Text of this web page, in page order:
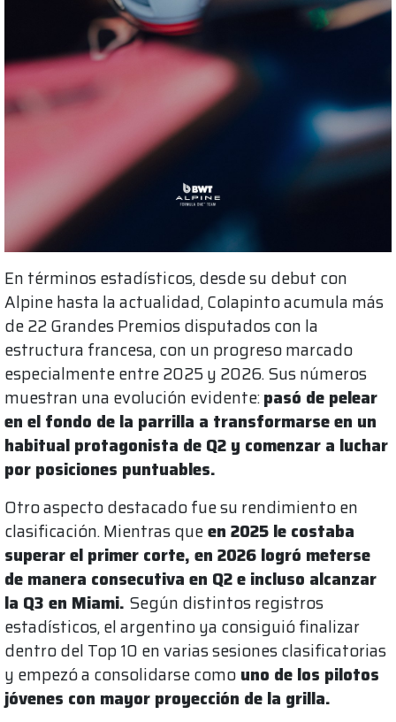
En términos estadísticos, desde su debut con
Alpine hasta la actualidad, Colapinto acumula más
de 22 Grandes Premios disputados con la
estructura francesa, con un progreso marcado
especialmente entre 2025 y 2026. Sus números
muestran una evolución evidente:pasó de pelear
en el fondo de la parrilla a transformarse en un
habitual protagonista de Q2 y comenzar a luchar
por posiciones puntuables.
Otro aspecto destacado fue su rendimiento en
clasificación. Mientras queen 2025 le costaba
superar el primer corte, en 2026 logró meterse
de manera consecutiva en Q2 e incluso alcanzar
la Q3 en Miami. Según distintos registros
estadísticos, el argentino ya consiguió finalizar
dentro del Top 10 en varias sesiones clasificatorias
y empezó a consolidarse como uno de los pilotos
jóvenes con mayor proyección de la grilla.